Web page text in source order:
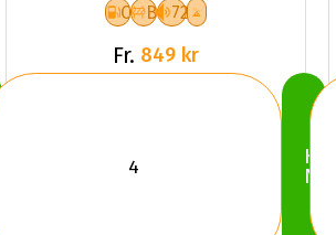
C B 72
Fr. 849 kr
Köp
Nu